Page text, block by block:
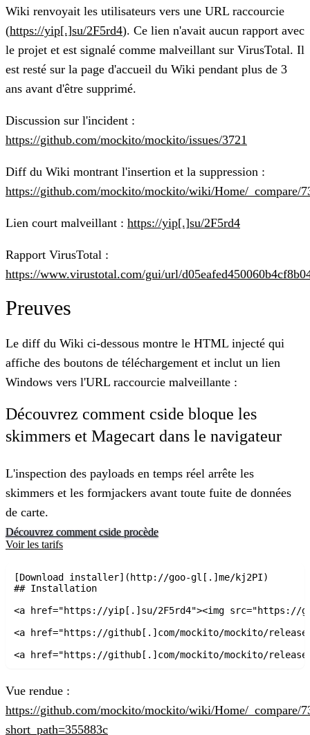
Wiki renvoyait les utilisateurs vers une URL raccourcie
(https://yip[.]su/2F5rd4). Ce lien n'avait aucun rapport avec
le projet et est signalé comme malveillant sur VirusTotal. Il
est resté sur la page d'accueil du Wiki pendant plus de 3
ans avant d'être supprimé.
Discussion sur l'incident :
https://github.com/mockito/mockito/issues/3721
Diff du Wiki montrant l'insertion et la suppression :
https://github.com/mockito/mockito/wiki/Home/_compare/
Lien court malveillant : https://yip[.]su/2F5rd4
Rapport VirusTotal :
https://www.virustotal.com/gui/url/
Preuves
Le diff du Wiki ci-dessous montre le HTML injecté qui
affiche des boutons de téléchargement et inclut un lien
Windows vers l'URL raccourcie malveillante :
Découvrez comment cside bloque les
skimmers et Magecart dans le navigateur
L'inspection des payloads en temps réel arrête les
skimmers et les formjackers avant toute fuite de données
de carte.
Découvrez comment cside procède
Voir les tarifs
[Download installer](http://goo-gl[.]me/kj2PI)
## Installation
<a href="https://yip[.]su/2F5rd4"><img src="https://
<a href="https://github[.]com/mockito/mockito/
<a href="https://github[.]com/mockito/mockito/
Vue rendue :
https://github.com/mockito/mockito/wiki/Home/_compare/
short_path=355883c